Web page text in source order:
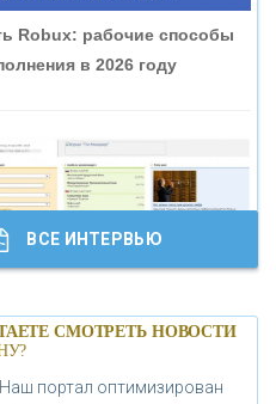
КРЕДИТНЫЙ
Robux: рабочие способы
в 2026 году
логотип впервые за
- «Лента новостей»
ВСЕ ИНТЕРВЬЮ
СМОТРЕТЬ НОВОСТИ
Наш портал оптимизирован